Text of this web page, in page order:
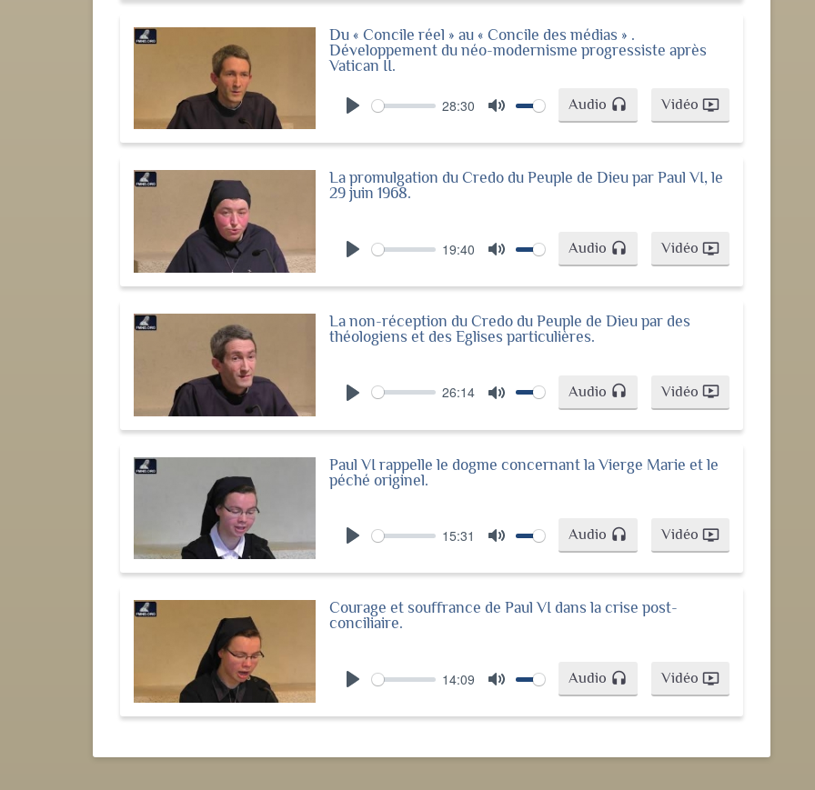
Du « Concile réel » au « Concile des médias » .
Développement du néo-modernisme progressiste après
Vatican II.
28:30 Audio headset Vidéo ondemand_video
La promulgation du Credo du Peuple de Dieu par Paul VI, le
29 juin 1968.
19:40 Audio headset Vidéo ondemand_video
La non-réception du Credo du Peuple de Dieu par des
théologiens et des Eglises particulières.
26:14 Audio headset Vidéo ondemand_video
Paul VI rappelle le dogme concernant la Vierge Marie et le
péché originel.
15:31 Audio headset Vidéo ondemand_video
Courage et souffrance de Paul VI dans la crise post-
conciliaire.
14:09 Audio headset Vidéo ondemand_video